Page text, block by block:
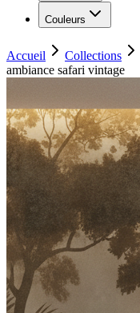
Couleurs
Accueil Collections
ambiance safari vintage